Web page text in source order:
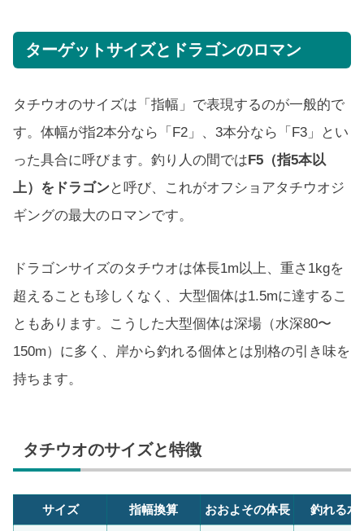
ターゲットサイズとドラゴンのロマン
タチウオのサイズは「指幅」で表現するのが一般的で
す。体幅が指2本分なら「F2」、3本分なら「F3」とい
った具合に呼びます。釣り人の間ではF5（指5本以
上）をドラゴンと呼び、これがオフショアタチウオジ
ギングの最大のロマンです。
ドラゴンサイズのタチウオは体長1m以上、重さ1kgを
超えることも珍しくなく、大型個体は1.5mに達するこ
ともあります。こうした大型個体は深場（水深80〜
150m）に多く、岸から釣れる個体とは別格の引き味を
持ちます。
タチウオのサイズと特徴
サイズ 指幅換算 おおよその体長 釣れる水